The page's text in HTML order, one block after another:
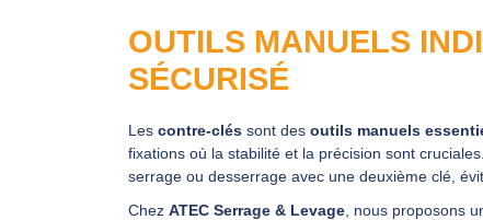
OUTILS MANUELS
SÉCURISÉ
Les contre‑clés sont des outils manuels
fixations où la stabilité et la précision sont
serrage ou desserrage avec une deuxième clé,
Chez ATEC Serrage & Levage , nous proposons